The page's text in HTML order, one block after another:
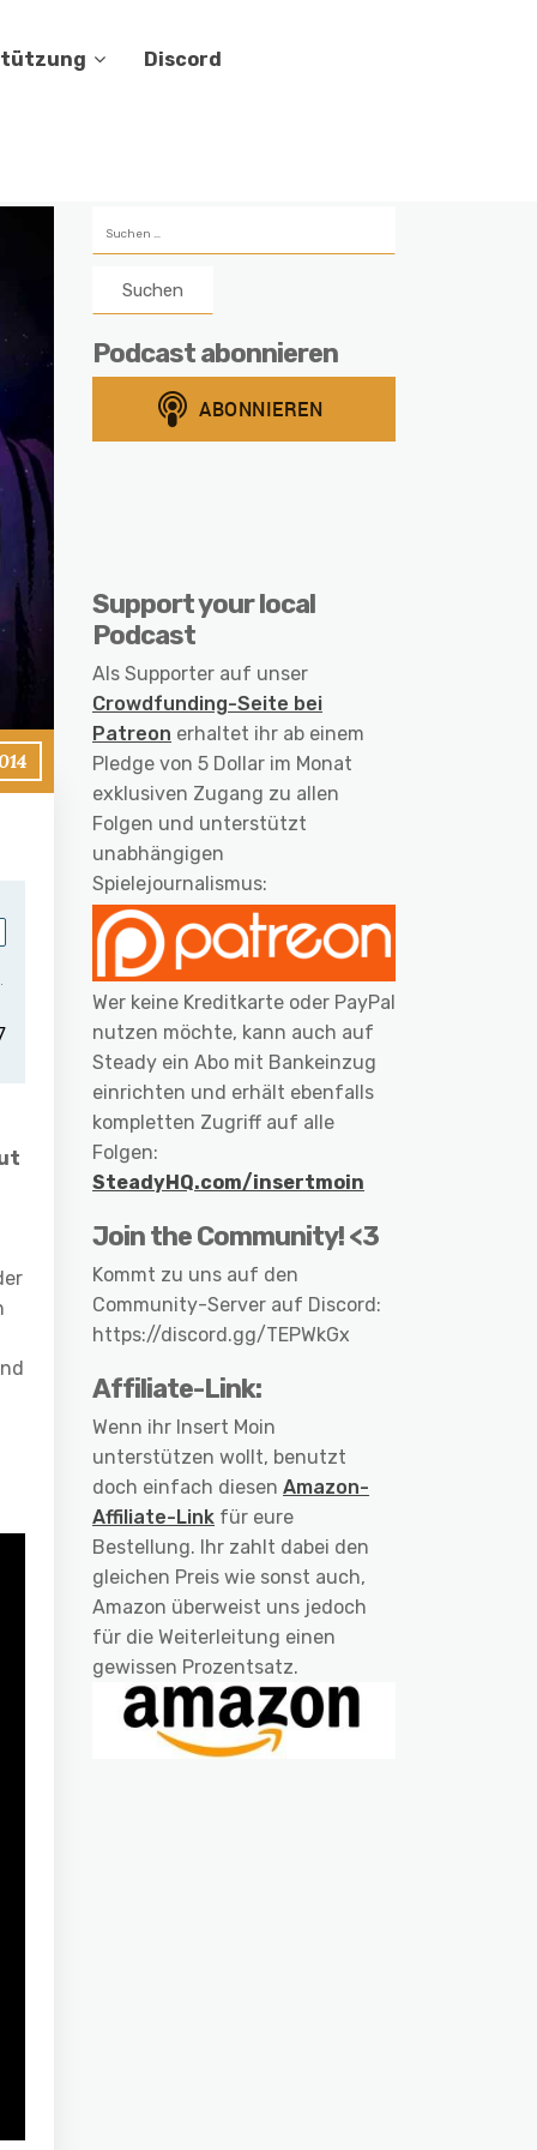
Discord
nach:
Podcast abonnieren
Support your local
Podcast
Als Supporter auf unser
Crowdfunding-Seite bei
Patreon erhaltet ihr ab einem
Pledge von 5 Dollar im Monat
exklusiven Zugang zu allen
Folgen und unterstützt
unabhängigen
Spielejournalismus:
Wer keine Kreditkarte oder PayPal
nutzen möchte, kann auch auf
Steady ein Abo mit Bankeinzug
einrichten und erhält ebenfalls
kompletten Zugriff auf alle
Folgen:
SteadyHQ.com/insertmoin
Join the Community! <3
Kommt zu uns auf den
Community-Server auf Discord:
https://discord.gg/TEPWkGx
Affiliate-Link:
Wenn ihr Insert Moin
unterstützen wollt, benutzt
doch einfach diesen Amazon-
Affiliate-Link für eure
Bestellung. Ihr zahlt dabei den
gleichen Preis wie sonst auch,
Amazon überweist uns jedoch
für die Weiterleitung einen
gewissen Prozentsatz.